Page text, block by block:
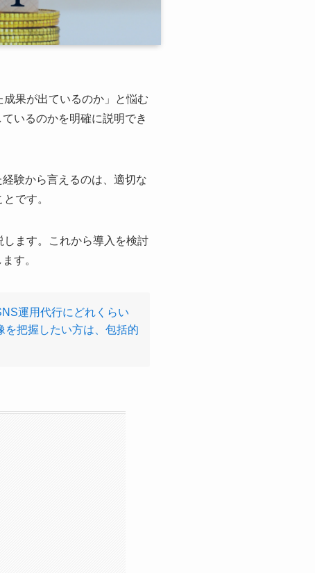
果が出ているのか」と悩む
いるのかを明確に説明でき
験から言えるのは、適切な
です。
ます。これから導入を検討
す。
運用代行にどれくらい
を把握したい方は、包括的